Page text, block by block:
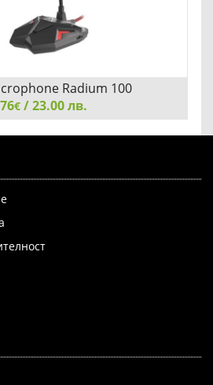
Radium 100
€/ 23.00 лв.